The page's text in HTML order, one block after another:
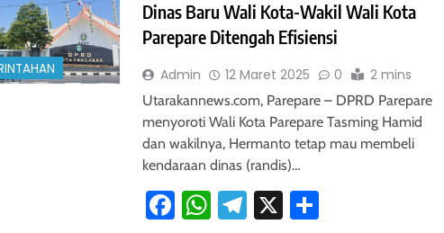
Dinas Baru Wali Kota-Wakil Wali Kota
Parepare Ditengah Efisiensi
Admin 12 Maret 2025 0 2 mins
Utarakannews.com, Parepare – DPRD Parepare
menyoroti Wali Kota Parepare Tasming Hamid
dan wakilnya, Hermanto tetap mau membeli
kendaraan dinas (randis)…
Facebook
WhatsApp
Telegram
X Share